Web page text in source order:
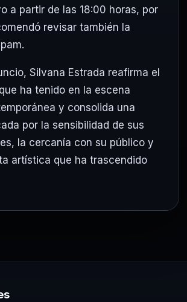
a partir de las 18:00 horas, por
revisar también la
Silvana Estrada reafirma el
ha tenido en la escena
y consolida una
por la sensibilidad de sus
la cercanía con su público y
artística que ha trascendido